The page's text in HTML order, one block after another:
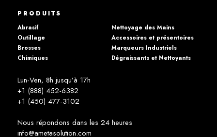
PRODUITS
Abrasif
Outillage
Brosses
Chimiques
Nettoyage des Mains
Accessoires et présentoires
Marqueurs Industriels
Dégraissants et Nettoyants
Lun-Ven, 8h jusqu’à 17h
+1 (888) 452-6382
+1 (450) 477­-3102
Nous répondons dans les 24 heures
info@ametasolution.com